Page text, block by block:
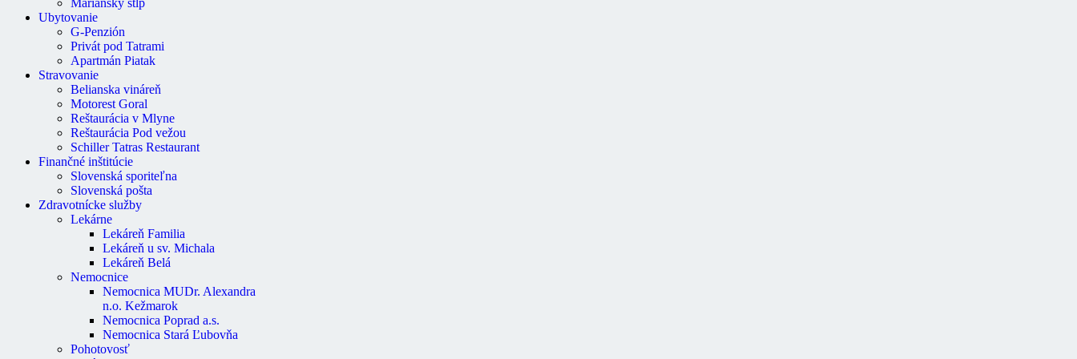
Ubytovanie
G-Penzión
Privát pod Tatrami
Apartmán Piatak
Stravovanie
Belianska vináreň
Motorest Goral
Reštaurácia v Mlyne
Reštaurácia Pod vežou
Schiller Tatras Restaurant
Finančné inštitúcie
Slovenská sporiteľna
Slovenská pošta
Zdravotnícke služby
Lekárne
Lekáreň Familia
Lekáreň u sv. Michala
Lekáreň Belá
Nemocnice
Nemocnica MUDr. Alexandra
n.o. Kežmarok
Nemocnica Poprad a.s.
Nemocnica Stará Ľubovňa
Pohotovosť
Zaujimavé odkazy
Oznámenia
Úradná tabuľa
Fotogaléria
Mestské noviny
Mestský úrad
Ochrana osobných údajov
Stavebný úrad
Správa bytov a nebytových priestorov
Osvedčovanie podpisov
Mestská knižnica
Matričný úrad
Mestská polícia
Miestne dane
Primátor mesta